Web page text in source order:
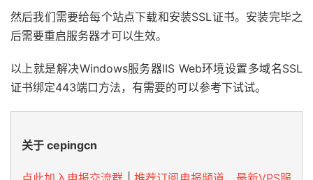
然后我们需要给每个站点下载和安装SSL证书。安装完毕之
后需要重启服务器才可以生效。
以上就是解决Windows服务器IIS Web环境设置多域名SSL
证书绑定443端口方法，有需要的可以参考下试试。
关于 cepingcn